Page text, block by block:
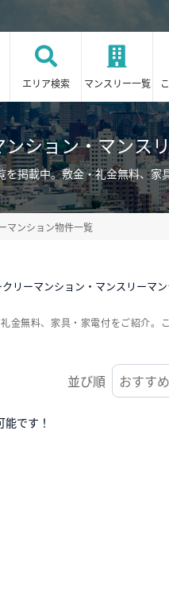
エリア検索 マンスリー一覧
ション・マンス
掲載中。敷金・礼金無料、
マンション物件一覧
リーマンション・マンスリーマ
並び順
です！
無料、家具・家電付をご紹介。